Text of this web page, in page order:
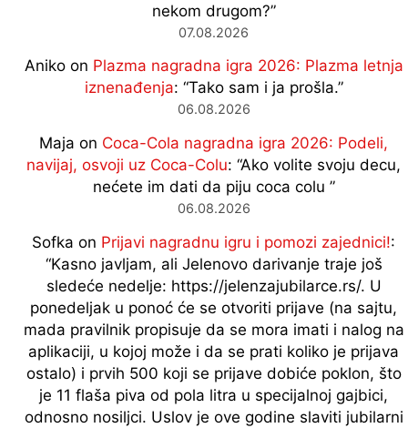
nekom drugom?”
07.08.2026
Anikoon Plazma nagradna igra 2026: Plazma letnja
iznenađenja: “Tako sam i ja prošla.”
06.08.2026
Maja on Coca-Cola nagradna igra 2026: Podeli,
navijaj, osvoji uz Coca-Colu: “Ako volite svoju decu,
nećete im dati da piju coca colu ”
06.08.2026
Sofka on Prijavi nagradnu igru i pomozi zajednici!:
“Kasno javljam, ali Jelenovo darivanje traje još
sledeće nedelje: https://jelenzajubilarce.rs/. U
ponedeljak u ponoć će se otvoriti prijave (na sajtu,
mada pravilnik propisuje da se mora imati i nalog na
aplikaciji, u kojoj može i da se prati koliko je prijava
ostalo) i prvih 500 koji se prijave dobiće poklon, što
je 11 flaša piva od pola litra u specijalnoj gajbici,
odnosno nosiljci. Uslov je ove godine slaviti jubilarni